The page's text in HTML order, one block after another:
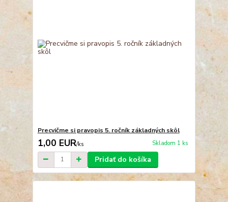
Precvičme si pravopis 5. ročník základných skôl
1,00 EUR/ks Skladom 1 ks
Pridať do košíka